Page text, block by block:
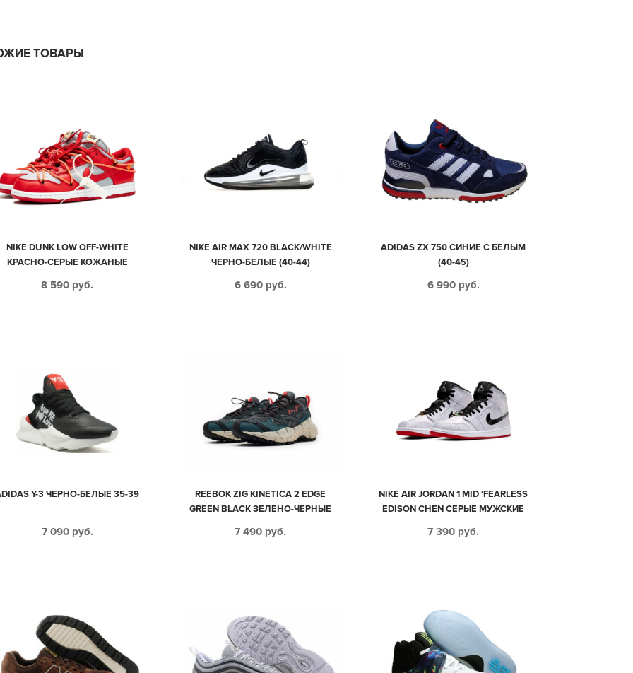
ТОВАРЫ
NIKE DUNK LOW OFF-WHITE
КРАСНО-СЕРЫЕ КОЖАНЫЕ
8 590 руб.
NIKE AIR MAX 720 BLACK/WHITE
ЧЕРНО-БЕЛЫЕ (40-44)
6 690 руб.
ADIDAS ZX 750 СИНИЕ С БЕЛЫМ
(40-45)
6 990 руб.
Y-3 ЧЕРНО-БЕЛЫЕ 35-39
7 090 руб.
REEBOK ZIG KINETICA 2 EDGE
GREEN BLACK ЗЕЛЕНО-ЧЕРНЫЕ
7 490 руб.
NIKE AIR JORDAN 1 MID ‘FEARLESS
EDISON CHEN СЕРЫЕ МУЖСКИЕ
7 390 руб.